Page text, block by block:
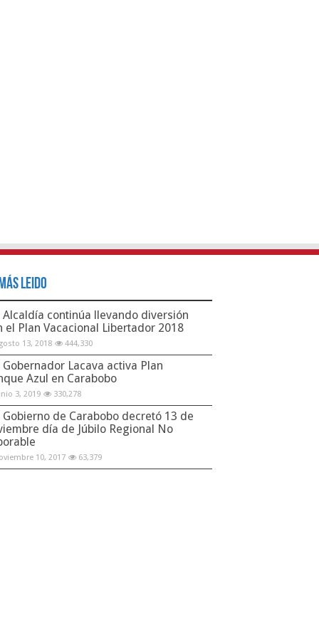
Leido
Alcaldía continúa llevando diversión
el Plan Vacacional Libertador 2018
13, 2018 444,330
Gobernador Lacava activa Plan
Azul en Carabobo
3, 2019 330,278
Gobierno de Carabobo decretó 13 de
día de Júbilo Regional No
10, 2017 63,379